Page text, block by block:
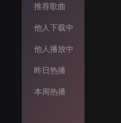
推荐歌曲
他人下载中
他人播放中
昨日热播
本周热播